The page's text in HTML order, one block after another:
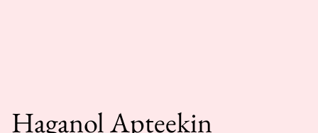
Haganol Apteekin